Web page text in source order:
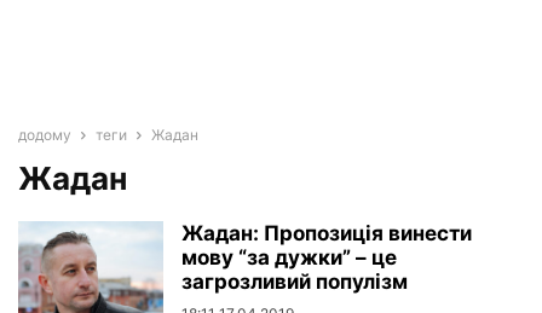
додому теги Жадан
Жадан
Жадан: Пропозиція винести
мову “за дужки” – це
загрозливий популізм